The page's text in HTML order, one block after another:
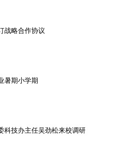
战略合作协议
暑期小学期
科技办主任吴劲松来校调研